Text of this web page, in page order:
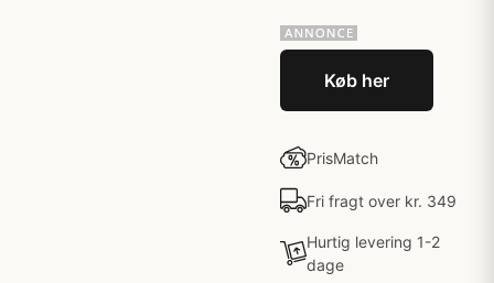
Køb her
PrisMatch
Fri fragt over kr. 349
Hurtig levering 1-2
dage